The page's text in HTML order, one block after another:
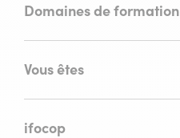
Domaines de formation
Vous êtes
ifocop